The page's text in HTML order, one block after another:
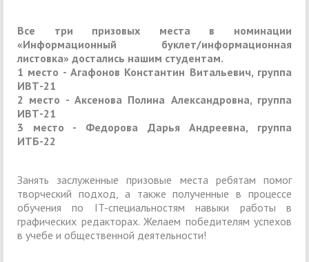
Все три призовых места в номинации
«Информационный буклет/информационная
листовка» достались нашим студентам.
1 место - Агафонов Константин Витальевич, группа
ИВТ-21
2 место - Аксенова Полина Александровна, группа
ИВТ-21
3 место - Федорова Дарья Андреевна, группа
ИТБ-22
Занять заслуженные призовые места ребятам помог
творческий подход, а также полученные в процессе
обучения по IT-специальностям навыки работы в
графических редакторах. Желаем победителям успехов
в учебе и общественной деятельности!